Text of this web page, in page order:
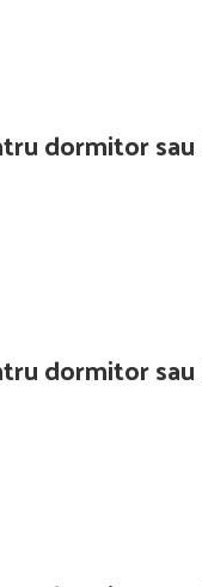
dormitor
dormitor